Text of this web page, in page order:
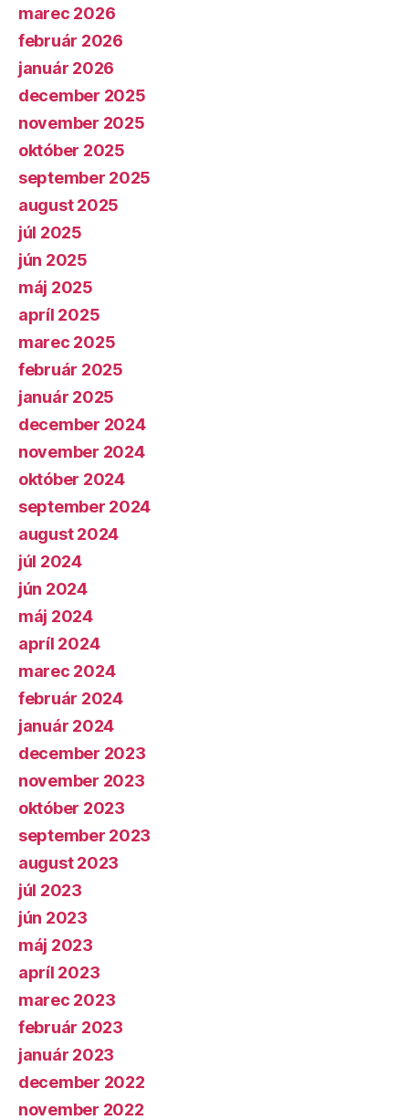
marec 2026
február 2026
január 2026
december 2025
november 2025
október 2025
september 2025
august 2025
júl 2025
jún 2025
máj 2025
apríl 2025
marec 2025
február 2025
január 2025
december 2024
november 2024
október 2024
september 2024
august 2024
júl 2024
jún 2024
máj 2024
apríl 2024
marec 2024
február 2024
január 2024
december 2023
november 2023
október 2023
september 2023
august 2023
júl 2023
jún 2023
máj 2023
apríl 2023
marec 2023
február 2023
január 2023
december 2022
november 2022